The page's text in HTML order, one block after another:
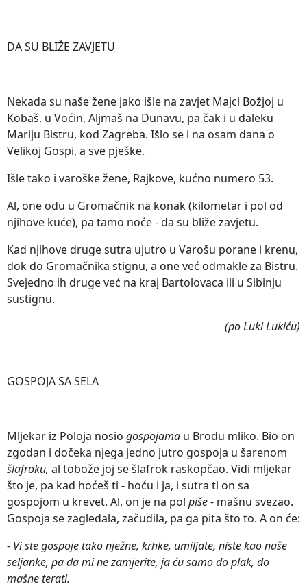
DA SU BLIŽE ZAVJETU
Nekada su naše žene jako išle na zavjet Majci Božjoj u
Kobaš, u Voćin, Aljmaš na Dunavu, pa čak i u daleku
Mariju Bistru, kod Zagreba. Išlo se i na osam dana o
Velikoj Gospi, a sve pješke.
Išle tako i varoške žene, Rajkove, kućno numero 53.
Al, one odu u Gromačnik na konak (kilometar i pol od
njihove kuće), pa tamo noće - da su bliže zavjetu.
Kad njihove druge sutra ujutro u Varošu porane i krenu,
dok do Gromačnika stignu, a one već odmakle za Bistru.
Svejedno ih druge već na kraj Bartolovaca ili u Sibinju
sustignu.
(po Luki Lukiću)
GOSPOJA SA SELA
Mljekar iz Poloja nosio gospojama u Brodu mliko. Bio on
zgodan i dočeka njega jedno jutro gospoja u šarenom
šlafroku, al tobože joj se šlafrok raskopčao. Vidi mljekar
što je, pa kad hoćeš ti - hoću i ja, i sutra ti on sa
gospojom u krevet. Al, on je na pol piše- mašnu svezao.
Gospoja se zagledala, začudila, pa ga pita što to. A on će:
- Vi ste gospoje tako nježne, krhke, umiljate, niste kao naše
seljanke, pa da mi ne zamjerite, ja ću samo do plak, do
mašne terati.